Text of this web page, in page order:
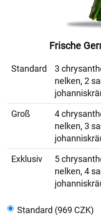
Frische
Standard
3
nelken, 2
Groß
4
nelken, 3
Exklusiv
5
nelken, 4
Standard (969 CZK)